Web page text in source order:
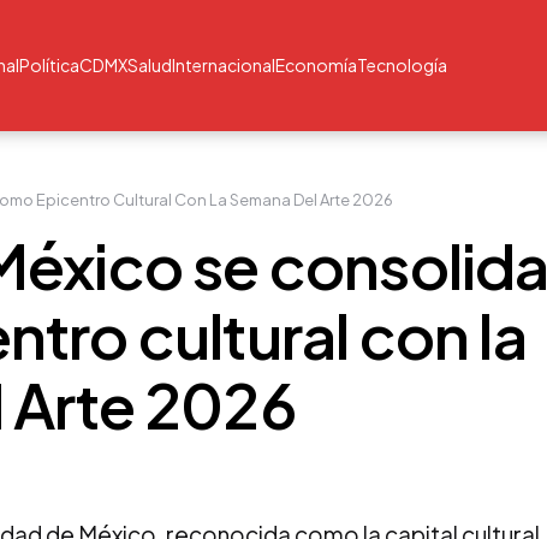
PolíticaCDMXSaludInternacionalEconomíaTecnología
se consolida
cultural con la
Arte 2026
Epicentro Cultural Con La Semana Del Arte 2026